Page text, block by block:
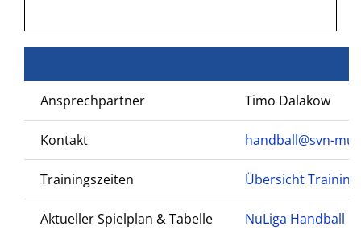
Ansprechpartner Timo Dalakow
Kontakt handball@svn-
Trainingszeiten Übersicht
Aktueller Spielplan & Tabelle NuLiga Handball